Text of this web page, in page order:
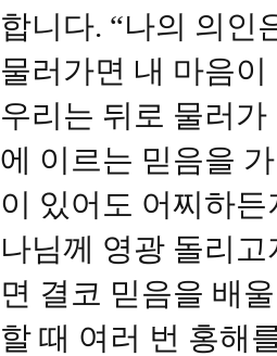
합니다. “나의 의인
물러가면 내 마음
우리는 뒤로 물러
에 이르는 믿음을
이 있어도 어찌하
나님께 영광 돌리
면 결코 믿음을 배
할 때 여러 번 홍해